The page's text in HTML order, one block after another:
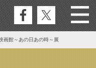
Menu
公式
フェ
公式
エッ
画館～あの日あの時～展